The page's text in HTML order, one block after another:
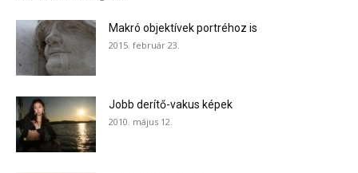
Makró objektívek portréhoz is
2015. február 23.
Jobb derítő-vakus képek
2010. május 12.